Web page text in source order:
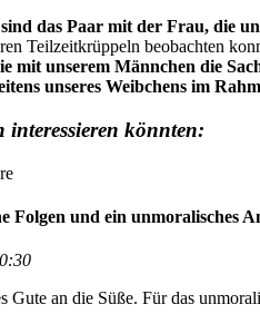
das Paar mit der Frau, die
Teilzeitkrüppeln beobachten
mit unserem Männchen die
unseres Weibchens im
interessieren könnten:
Folgen und ein unmoralisches
Gute an die Süße. Für das